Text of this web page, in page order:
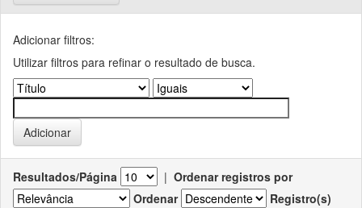
Adicionar filtros:
Utilizar filtros para refinar o resultado de busca.
Resultados/Página | Ordenar registros por
Ordenar
Registro(s)